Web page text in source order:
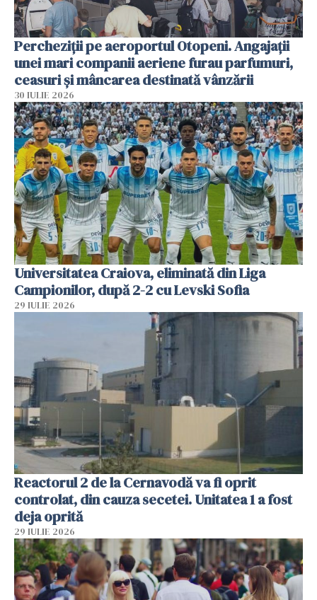
Percheziții pe aeroportul Otopeni. Angajații
unei mari companii aeriene furau parfumuri,
ceasuri și mâncarea destinată vânzării
30 IULIE 2026
Universitatea Craiova, eliminată din Liga
Campionilor, după 2-2 cu Levski Sofia
29 IULIE 2026
Reactorul 2 de la Cernavodă va fi oprit
controlat, din cauza secetei. Unitatea 1 a fost
deja oprită
29 IULIE 2026